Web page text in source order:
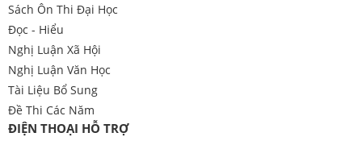
Sách Ôn Thi Đại Học
Đọc - Hiểu
Nghị Luận Xã Hội
Nghị Luận Văn Học
Tài Liệu Bổ Sung
Đề Thi Các Năm
ĐIỆN THOẠI HỖ TRỢ